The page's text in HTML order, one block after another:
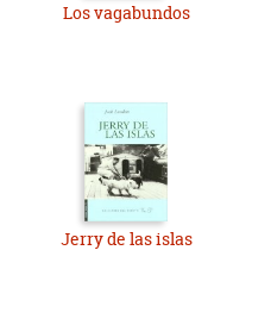
Los vagabundos
Jerry de las islas